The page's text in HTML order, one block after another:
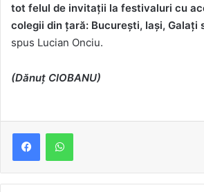
tot felul de invitații la festivaluri cu
colegii din țară: București, Iași, Galați
spus Lucian Onciu.
(Dănuț CIOBANU)